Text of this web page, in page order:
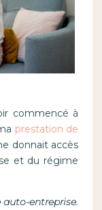
commencé à
prestation de
donnait accès
et du régime
auto-entreprise.